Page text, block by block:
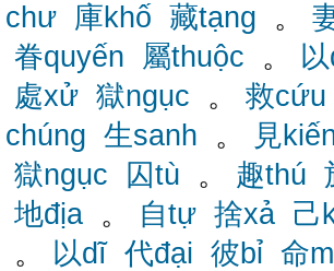
chư 庫khố 藏tạng 。
眷quyến
屬thuộc 。
處xử 獄ngục 。 救cứu
chúng 生sanh 。 見
獄ngục
囚tù 。 趣thú
地địa 。 自tự 捨xả 己
。 以dĩ 代đại 彼bỉ 命